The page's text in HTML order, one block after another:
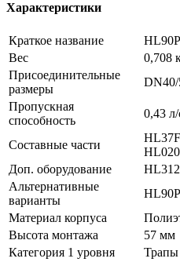
Характеристики
Краткое название
Вес
0,708
Присоединительные
размеры
DN40/
Пропускная
способность
0,43 л/
Составные части
Доп. оборудование
Альтернативные
варианты
Материал корпуса
Высота монтажа
57 мм
Категория 1 уровня
Трапы